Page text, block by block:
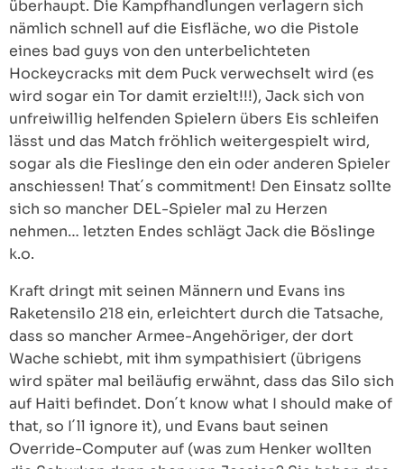
überhaupt. Die Kampfhandlungen verlagern sich
nämlich schnell auf die Eisfläche, wo die Pistole
eines bad guys von den unterbelichteten
Hockeycracks mit dem Puck verwechselt wird (es
wird sogar ein Tor damit erzielt!!!), Jack sich von
unfreiwillig helfenden Spielern übers Eis schleifen
lässt und das Match fröhlich weitergespielt wird,
sogar als die Fieslinge den ein oder anderen Spieler
anschiessen! That´s commitment! Den Einsatz sollte
sich so mancher DEL-Spieler mal zu Herzen
nehmen… letzten Endes schlägt Jack die Böslinge
k.o.
Kraft dringt mit seinen Männern und Evans ins
Raketensilo 218 ein, erleichtert durch die Tatsache,
dass so mancher Armee-Angehöriger, der dort
Wache schiebt, mit ihm sympathisiert (übrigens
wird später mal beiläufig erwähnt, dass das Silo sich
auf Haiti befindet. Don´t know what I should make of
that, so I´ll ignore it), und Evans baut seinen
Override-Computer auf (was zum Henker wollten